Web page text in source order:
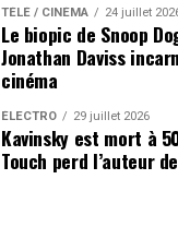
TÉLÉ / CINÉMA 24 juillet
Le biopic de Snoop
Jonathan Daviss
cinéma
ÉLECTRO 29 juillet 2026
Kavinsky est mort à
Touch perd l’auteur